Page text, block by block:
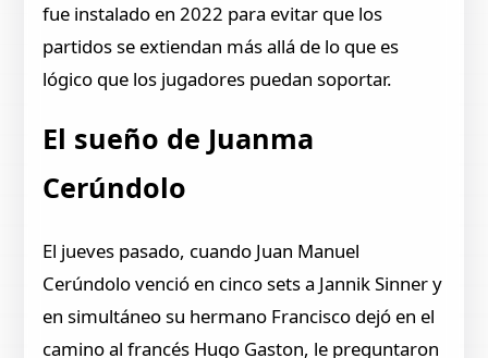
fue instalado en 2022 para evitar que los
partidos se extiendan más allá de lo que es
lógico que los jugadores puedan soportar.
El sueño de Juanma
Cerúndolo
El jueves pasado, cuando Juan Manuel
Cerúndolo venció en cinco sets a Jannik Sinner y
en simultáneo su hermano Francisco dejó en el
camino al francés Hugo Gaston, le preguntaron